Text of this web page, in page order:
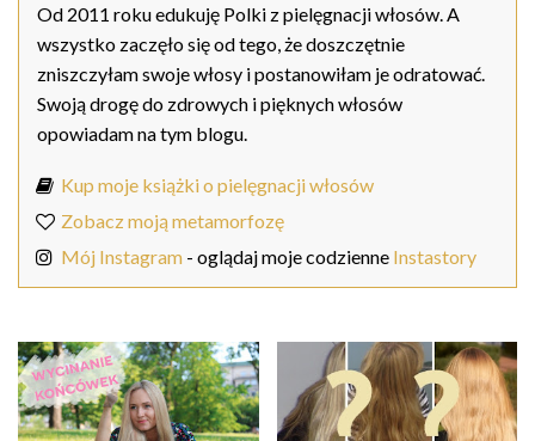
Od 2011 roku edukuję Polki z pielęgnacji włosów. A
wszystko zaczęło się od tego, że doszczętnie
zniszczyłam swoje włosy i postanowiłam je odratować.
Swoją drogę do zdrowych i pięknych włosów
opowiadam na tym blogu.
Kup moje książki o pielęgnacji włosów
Zobacz moją metamorfozę
Mój Instagram - oglądaj moje codzienne Instastory